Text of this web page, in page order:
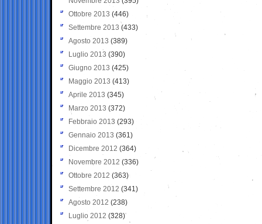
Ottobre 2013 (446)
Settembre 2013 (433)
Agosto 2013 (389)
Luglio 2013 (390)
Giugno 2013 (425)
Maggio 2013 (413)
Aprile 2013 (345)
Marzo 2013 (372)
Febbraio 2013 (293)
Gennaio 2013 (361)
Dicembre 2012 (364)
Novembre 2012 (336)
Ottobre 2012 (363)
Settembre 2012 (341)
Agosto 2012 (238)
Luglio 2012 (328)